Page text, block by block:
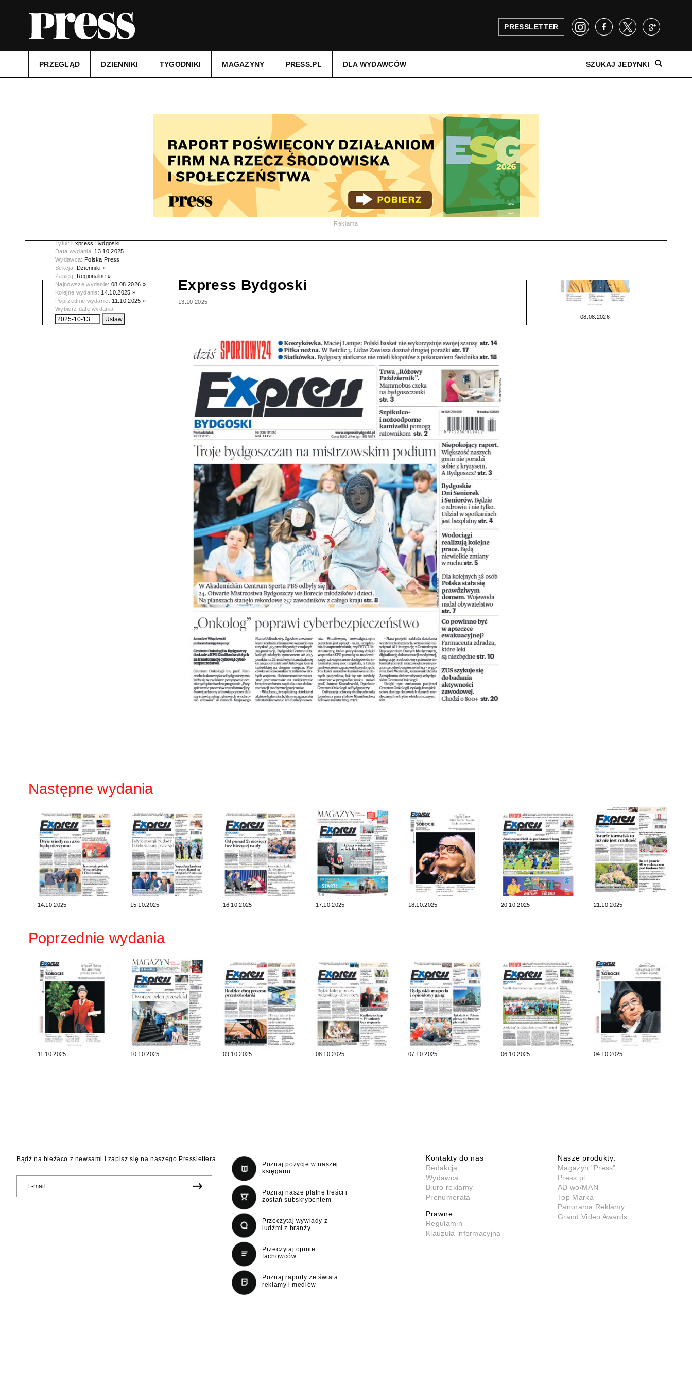
PRESSLETTER
PRZEGLĄD DZIENNIKI TYGODNIKI MAGAZYNY PRESS.PL DLA WYDAWCÓW SZUKAJ JEDYNKI
Reklama
Tytuł:Express Bydgoski
Data wydania: 13.10.2025
Wydawca: Polska Press
Sekcja: Dzienniki »
Zasięg: Regionalne »
Najnowsze wydanie:08.08.2026 »
Kolejne wydanie: 14.10.2025 »
Poprzednie wydanie: 11.10.2025 »
Wybierz datę wydania:
Express Bydgoski
13.10.2025
08.08.2026
Następne wydania
14.10.2025 15.10.2025 16.10.2025 17.10.2025 18.10.2025 20.10.2025 21.10.2025
Poprzednie wydania
11.10.2025 10.10.2025 09.10.2025 08.10.2025 07.10.2025 06.10.2025 04.10.2025
Bądź na bieżaco z newsami i zapisz się na naszego Presslettera
Poznaj pozycje w naszej
księgarni
Poznaj nasze płatne treści i
zostań subskrybentem
Przeczytaj wywiady z
ludźmi z branży
Przeczytaj opinie
fachowców
Poznaj raporty ze świata
reklamy i mediów
Kontakty do nas
Redakcja
Wydawca
Biuro reklamy
Prenumerata
Prawne:
Regulamin
Klauzula informacyjna
Nasze produkty:
Magazyn "Press"
Press.pl
AD wo/MAN
Top Marka
Panorama Reklamy
Grand Video Awards